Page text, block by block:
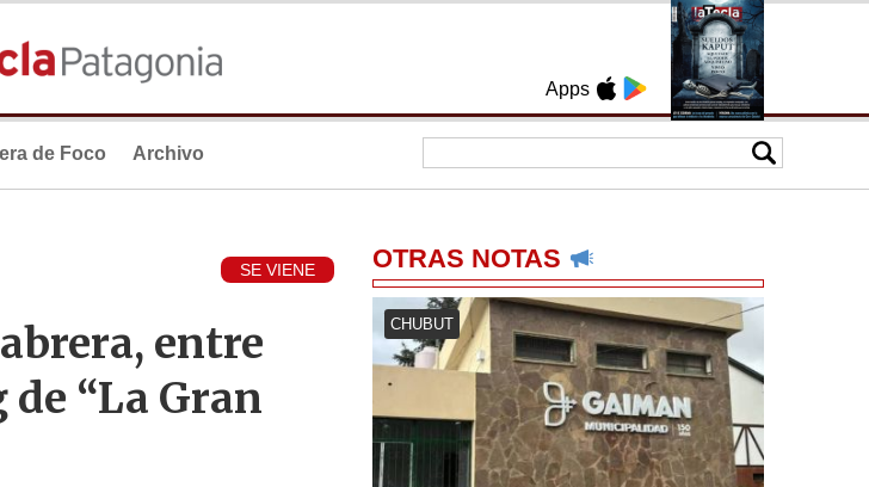
Apps
de Foco Archivo
SE VIENE
entre
“La Gran
OTRAS NOTAS
CHUBUT